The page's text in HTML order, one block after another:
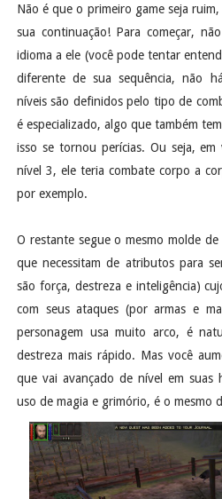
Não é que o primeiro game seja
sua continuação! Para começar,
idioma a ele (você pode tentar
diferente de sua sequência, não
níveis são definidos pelo tipo de
é especializado, algo que também
isso se tornou perícias. Ou seja,
nível 3, ele teria combate corpo a
por exemplo.
O restante segue o mesmo molde
que necessitam de atributos para
são força, destreza e inteligência)
com seus ataques (por armas e
personagem usa muito arco, é
destreza mais rápido. Mas você
que vai avançado de nível em suas
uso de magia e grimório, é o mesmo